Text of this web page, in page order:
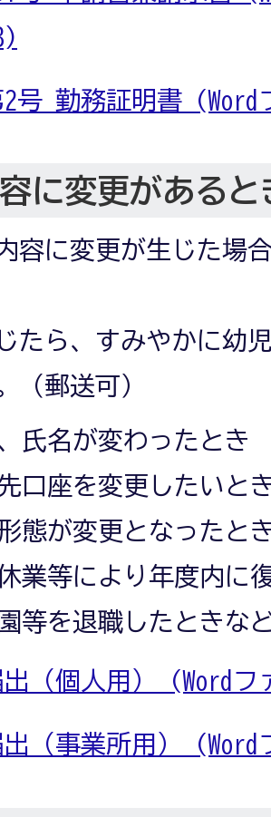
号_勤務証明書
に変更があると
容に変更が生じた場
たら、すみやかに幼
（郵送可）
氏名が変わったとき
口座を変更したいと
態が変更となったと
業等により年度内に
等を退職したときな
出（個人用） (Word
出（事業所用）